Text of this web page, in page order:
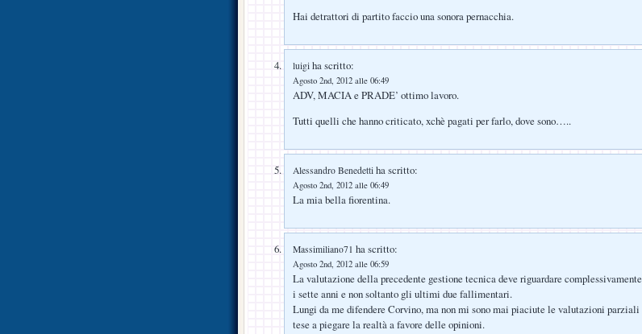
Hai detrattori di partito faccio una sonora pernacchia.
luigi ha scritto:
Agosto 2nd, 2012 alle 06:49
ADV, MACIA e PRADE’ ottimo lavoro.
Tutti quelli che hanno criticato, xchè pagati per farlo, dove sono…..
Alessandro Benedetti ha scritto:
Agosto 2nd, 2012 alle 06:49
La mia bella fiorentina.
Massimiliano71 ha scritto:
Agosto 2nd, 2012 alle 06:59
La valutazione della precedente gestione tecnica deve riguardare complessivamente
i sette anni e non soltanto gli ultimi due fallimentari.
Lungi da me difendere Corvino, ma non mi sono mai piaciute le valutazioni parziali
tese a piegare la realtà a favore delle opinioni.